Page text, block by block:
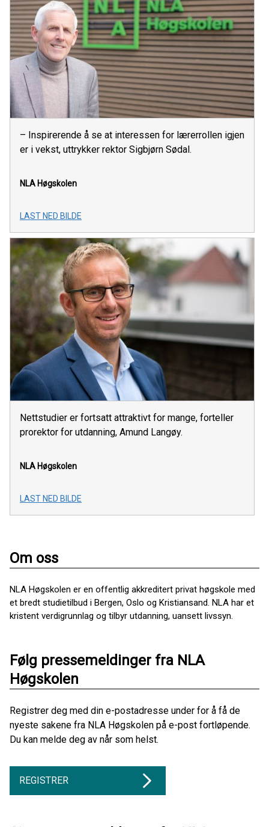
– Inspirerende å se at interessen for lærerrollen igjen
er i vekst, uttrykker rektor Sigbjørn Sødal.
NLA Høgskolen
LAST NED BILDE
Nettstudier er fortsatt attraktivt for mange, forteller
prorektor for utdanning, Amund Langøy.
NLA Høgskolen
LAST NED BILDE
Om oss
NLA Høgskolen er en offentlig akkreditert privat høgskole med
et bredt studietilbud i Bergen, Oslo og Kristiansand. NLA har et
kristent verdigrunnlag og tilbyr utdanning, uansett livssyn.
Følg pressemeldinger fra NLA
Høgskolen
Registrer deg med din e-postadresse under for å få de
nyeste sakene fra NLA Høgskolen på e-post fortløpende.
Du kan melde deg av når som helst.
REGISTRER